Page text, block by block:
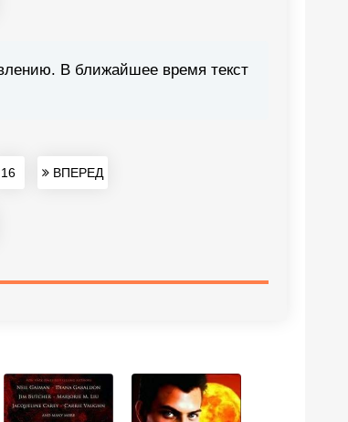
В ближайшее время текст
16 ВПЕРЕД